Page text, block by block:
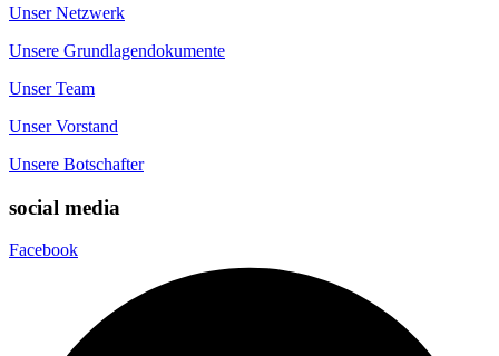
Unser Netzwerk
Unsere Grundlagendokumente
Unser Team
Unser Vorstand
Unsere Botschafter
social media
Facebook